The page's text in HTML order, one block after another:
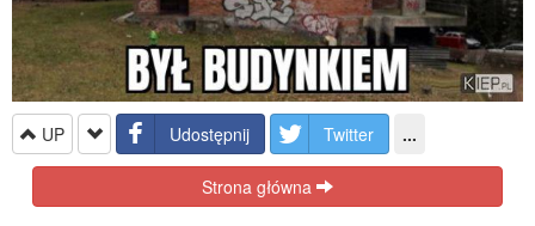
UP Udostępnij Twitter ...
Strona główna